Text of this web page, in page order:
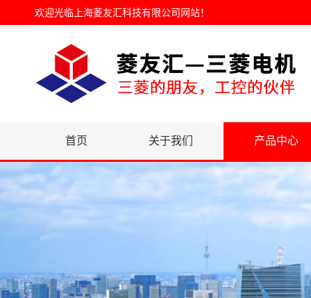
欢迎光临 上海菱友汇科技有限公司网站！
首页 关于我们 产品中心